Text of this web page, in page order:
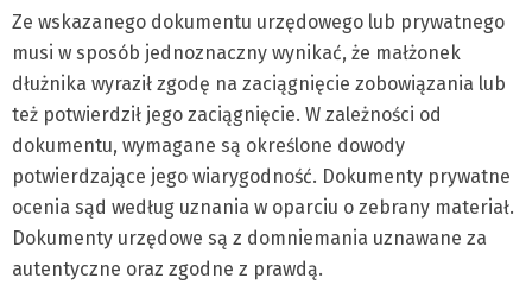
Ze wskazanego dokumentu urzędowego lub prywatnego
musi w sposób jednoznaczny wynikać, że małżonek
dłużnika wyraził zgodę na zaciągnięcie zobowiązania lub
też potwierdził jego zaciągnięcie. W zależności od
dokumentu, wymagane są określone dowody
potwierdzające jego wiarygodność. Dokumenty prywatne
ocenia sąd według uznania w oparciu o zebrany materiał.
Dokumenty urzędowe są z domniemania uznawane za
autentyczne oraz zgodne z prawdą.